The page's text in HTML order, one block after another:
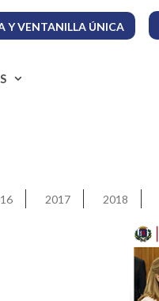
Y VENTANILLA ÚNICA
2017 2018